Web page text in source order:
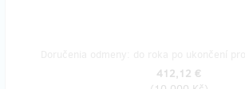
412,12 €